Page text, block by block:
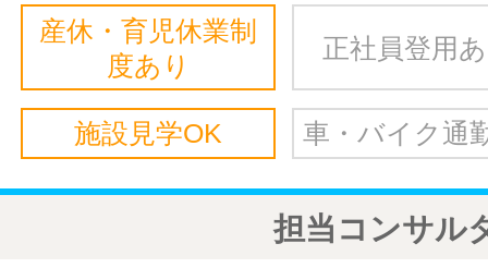
産休・育児休業制
度あり
正社員登用
施設見学OK 車・バイク通
担当コンサル